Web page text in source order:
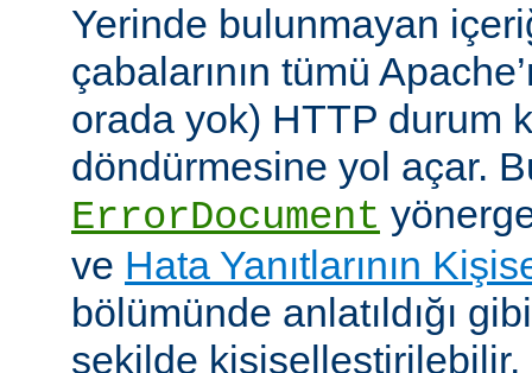
Yerinde bulunmayan
çabalarının tümü
orada yok) HTTP durum
döndürmesine yol açar.
ErrorDocument
ve Hata Yanıtlarının
bölümünde anlatıldığı
şekilde kişiselleştirilebilir.